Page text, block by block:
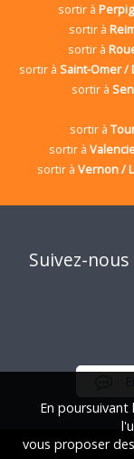
sortir à
sortir à
sortir à
sortir à Saint-Omer /
sortir à
sortir à
sortir à
sortir àVernon /
Suivez-
En
vous proposer